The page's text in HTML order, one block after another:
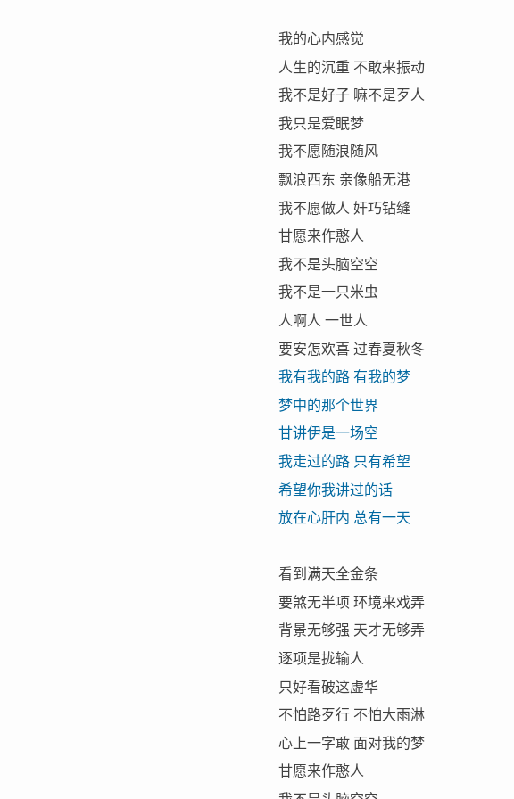
我的心内感觉
人生的沉重 不敢来振动
我不是好子 嘛不是歹人
我只是爱眠梦
我不愿随浪随风
飘浪西东 亲像船无港
我不愿做人 奸巧钻缝
甘愿来作憨人
我不是头脑空空
我不是一只米虫
人啊人 一世人
要安怎欢喜 过春夏秋冬
我有我的路 有我的梦
梦中的那个世界
甘讲伊是一场空
我走过的路 只有希望
希望你我讲过的话
放在心肝内 总有一天
看到满天全金条
要煞无半项 环境来戏弄
背景无够强 天才无够弄
逐项是拢输人
只好看破这虚华
不怕路歹行 不怕大雨淋
心上一字敢 面对我的梦
甘愿来作憨人